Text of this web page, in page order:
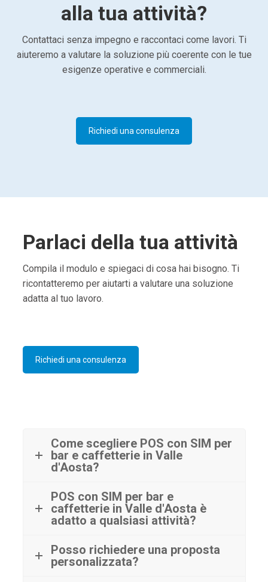
alla tua attività?
Contattaci senza impegno e raccontaci come lavori. Ti
aiuteremo a valutare la soluzione più coerente con le tue
esigenze operative e commerciali.
Richiedi una consulenza
Parlaci della tua attività
Compila il modulo e spiegaci di cosa hai bisogno. Ti
ricontatteremo per aiutarti a valutare una soluzione
adatta al tuo lavoro.
Richiedi una consulenza
Come scegliere POS con SIM per
bar e caffetterie in Valle
d'Aosta?
POS con SIM per bar e
caffetterie in Valle d'Aosta è
adatto a qualsiasi attività?
Posso richiedere una proposta
personalizzata?